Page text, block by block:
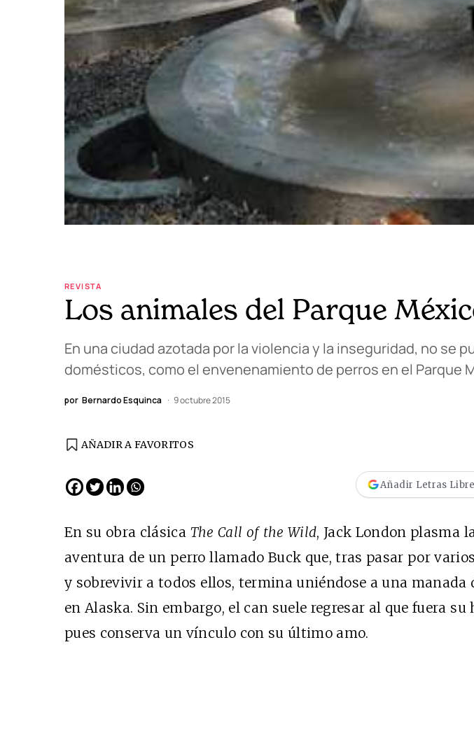
REVISTA
Los animales del Parque
En una ciudad azotada por la violencia y la inseguridad, no se
domésticos, como el envenenamiento de perros en el Parque
por Bernardo Esquinca 9 octubre 2015
AÑADIR A FAVORITOS
Añadir Letras
En su obra clásica The Call of the Wild, Jack London plasma
aventura de un perro llamado Buck que, tras pasar por
y sobrevivir a todos ellos, termina uniéndose a una manada
en Alaska. Sin embargo, el can suele regresar al que fuera su
pues conserva un vínculo con su último amo.